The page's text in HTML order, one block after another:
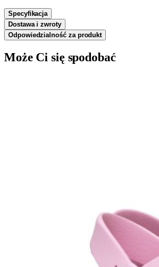
Specyfikacja
Dostawa i zwroty
Odpowiedzialność za produkt
Może Ci się spodobać